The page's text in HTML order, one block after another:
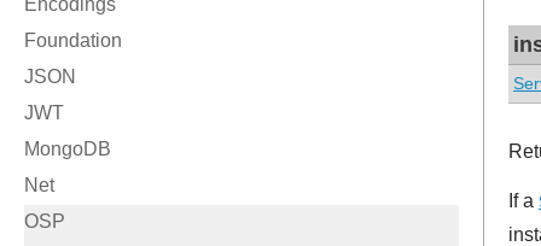
If a